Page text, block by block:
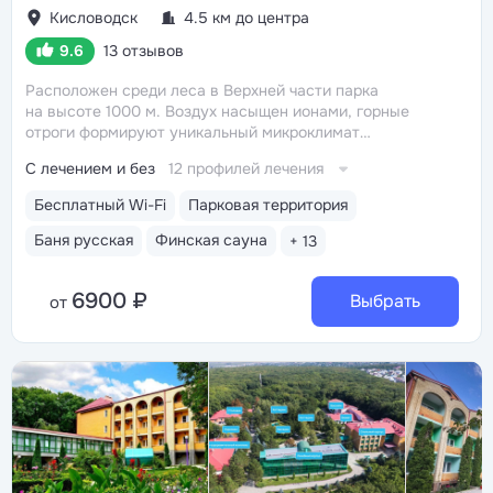
Кисловодск
4.5 км до центра
9.6
13 отзывов
Расположен среди леса в Верхней части парка
на высоте 1000 м. Воздух насыщен ионами, горные
отроги формируют уникальный микроклимат
Прямой выход на терренкур № 2Б Кисловодского
парка
Один из лучших вариантов для уединенного
отдыха. В санатории всего 69 мест, большинство
гостей постоянные
Красивая территория 6 га
прогулок, ландшафтными скульптурами. На территории
расположена живописная деревянная церковь
Бювет с минеральной водой
«Сульфатный нарзан»
Бесплатный Wi-Fi
Парковая территория
Баня русская
Финская сауна + 13
С лечением и без 12 профилей лечения
от 6900 ₽ Выбрать